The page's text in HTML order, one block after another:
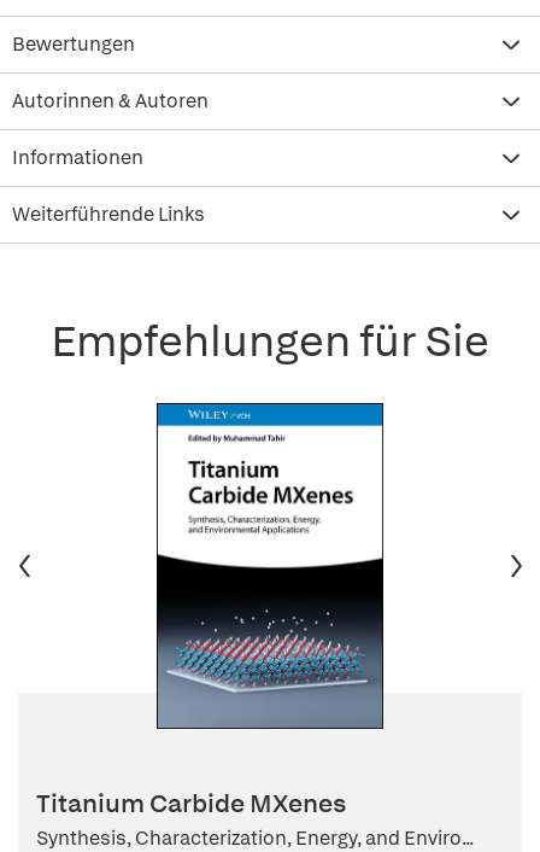
Bewertungen
Autorinnen & Autoren
Informationen
Weiterführende Links
Empfehlungen für Sie
Titanium Carbide MXenes
Synthesis, Characterization, Energy, and Enviro...